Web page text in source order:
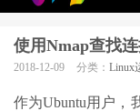
使用Nmap查找
2018-12-09 分类： Linux
作为Ubuntu用户，